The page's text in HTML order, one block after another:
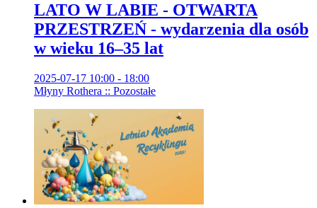
LATO W LABIE - OTWARTA
PRZESTRZEŃ - wydarzenia dla osób
w wieku 16–35 lat
2025-07-17 10:00 - 18:00
Młyny Rothera :: Pozostałe